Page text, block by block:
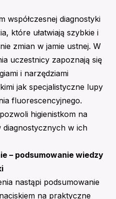
współczesnej diagnostyki
które ułatwiają szybkie i
zmian w jamie ustnej. W
uczestnicy zapoznają się
i narzędziami
jak specjalistyczne lupy
fluorescencyjnego.
higienistkom na
diagnostycznych w ich
– podsumowanie wiedzy
nastąpi podsumowanie
na praktyczne